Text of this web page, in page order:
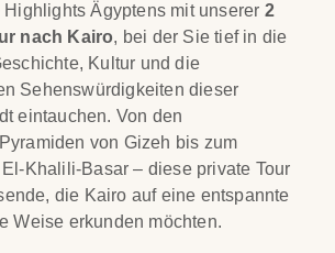
Ägyptens mit unserer 2
nach Kairo, bei der Sie tief in die
Kultur und die
Sehenswürdigkeiten dieser
eintauchen. Von den
von Gizeh bis zum
Khalili-Basar – diese private Tour
die Kairo auf eine entspannte
Weise erkunden möchten.